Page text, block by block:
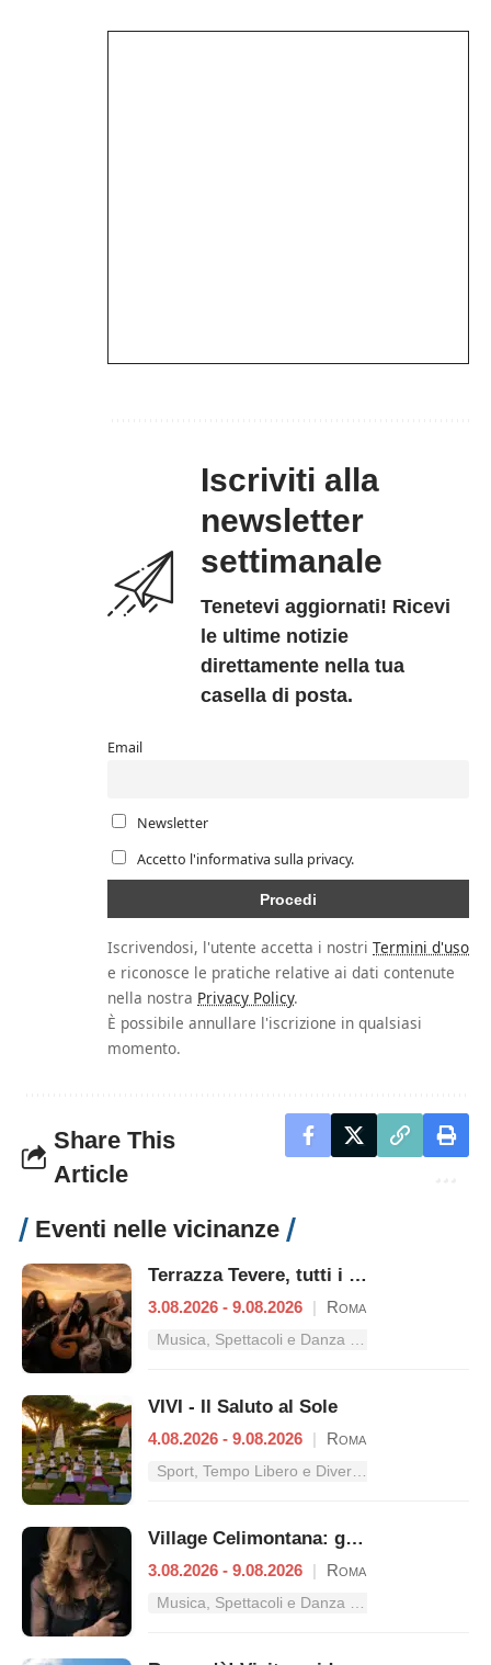
Iscriviti alla
newsletter
settimanale
Tenetevi aggiornati! Ricevi
le ultime notizie
direttamente nella tua
casella di posta.
Email
Newsletter
Accetto l'informativa sulla privacy.
Iscrivendosi, l'utente accetta i nostri Termini d'uso
e riconosce le pratiche relative ai dati contenute
nella nostra Privacy Policy.
È possibile annullare l'iscrizione in qualsiasi
momento.
Share This
Article
Eventi nelle vicinanze
Terrazza Tevere, tutti i concerti dal 3 al 9 agosto
3.08.2026 - 9.08.2026 | Roma
Musica, Spettacoli e Danza nel Lazio
VIVI - Il Saluto al Sole
4.08.2026 - 9.08.2026 | Roma
Sport, Tempo Libero e Divertimento nel Lazio
Village Celimontana: gli appuntamenti dal 3 al 9 agosto
3.08.2026 - 9.08.2026 | Roma
Musica, Spettacoli e Danza nel Lazio